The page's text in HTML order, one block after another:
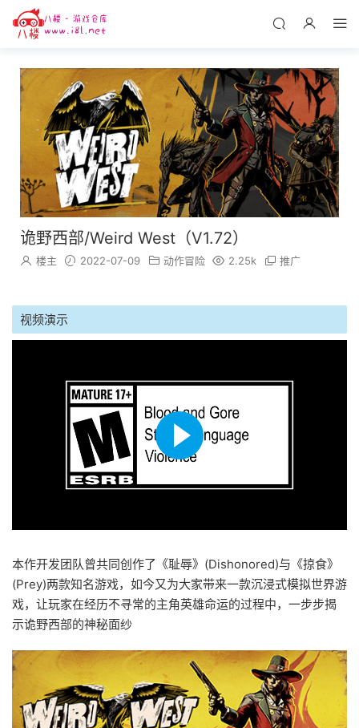
诡野西部/Weird West（V1.72）
楼主 2022-07-09 动作冒险 2.25k 推广
视频演示
本作开发团队曾共同创作了《耻辱》(Dishonored)与《掠食》
(Prey)两款知名游戏，如今又为大家带来一款沉浸式模拟世界游
戏，让玩家在经历不寻常的主角英雄命运的过程中，一步步揭
示诡野西部的神秘面纱